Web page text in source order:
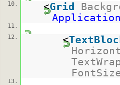
10.
<Grid
11.
12.
<
13.